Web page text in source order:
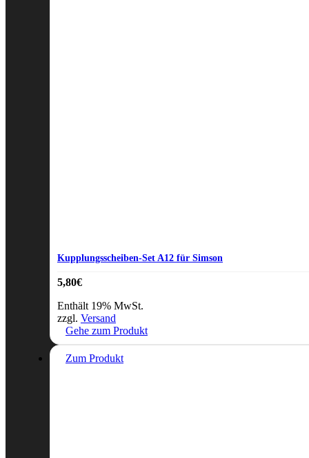
Kupplungsscheiben-Set A12 für Simson
5,80€
Enthält 19% MwSt.
zzgl. Versand
Gehe zum Produkt
Zum Produkt